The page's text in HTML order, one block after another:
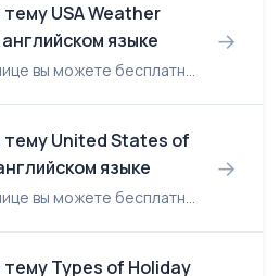
USA Weather
языке
На этой странице вы можете бесплатно читать реферат на английском языке: USA Weather Forecast. USA Weather Forecast 1. Across the USA - Long Range National Forecast Regional Summar...
→
United States of
языке
На этой странице вы можете бесплатно читать реферат на английском языке: United States of America. United States of America The USA is composed of 50 states. It occupies the central part ...
→
Types of Holiday